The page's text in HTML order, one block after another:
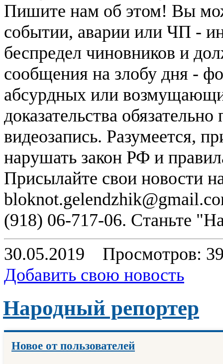
Пишите нам об этом! Вы
событии, аварии или ЧП -
беспредел чиновников и
сообщения на злобу дня -
абсурдных или
доказательства
видеозапись. Разумеется,
нарушать закон РФ и
Присылайте свои новости
(918) 06-717-06. Станьте
30.05.2019
Просмотров:
Добавить свою новость
Народный репортер
Новое от пользователей